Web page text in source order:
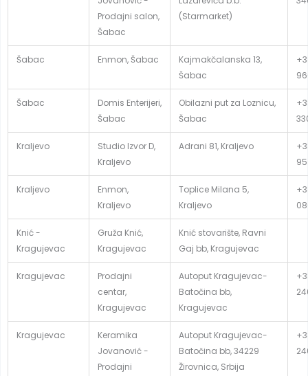
Prodajni salon,
Šabac
(Starmarket)
Šabac Enmon, Šabac
Kajmakčalanska 13,
Šabac
Šabac
Domis Enterijeri,
Šabac
Obilazni put za Loznicu,
Šabac
Kraljevo
Studio Izvor D,
Kraljevo
Adrani 81, Kraljevo
Kraljevo
Enmon,
Kraljevo
Toplice Milana 5,
Kraljevo
Knić -
Kragujevac
Gruža Knić,
Kragujevac
Knić stovarište, Ravni
Gaj bb, Kragujevac
Kragujevac
Prodajni
centar,
Kragujevac
Autoput Kragujevac-
Batočina bb,
Kragujevac
Kragujevac
Keramika
Jovanović -
Prodajni
Autoput Kragujevac-
Batočina bb, 34229
Žirovnica, Srbija